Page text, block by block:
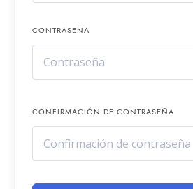
CONTRASEÑA
CONFIRMACIÓN DE CONTRASEÑA